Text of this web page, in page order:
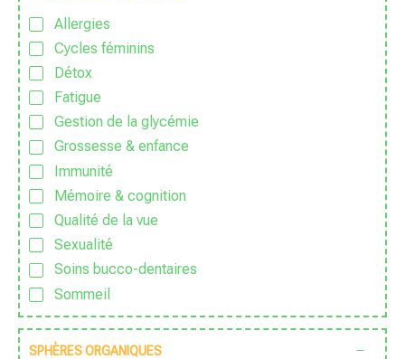
Sans Gluten
Sans huile de palme
Sans huile essentielle
Sans lactose
Sans nanoparticules
Sans OGM
Sans parfum
Sans Pesticide
Sans sucre ajouté
Sauvage
Traditionnel
Vegan
Végétarien
Allergies
Cycles féminins
Détox
Fatigue
Gestion de la glycémie
Grossesse & enfance
Immunité
Mémoire & cognition
Qualité de la vue
Sexualité
Soins bucco-dentaires
Sommeil
Sport & Vitalité
Stress
SPHÈRES ORGANIQUES